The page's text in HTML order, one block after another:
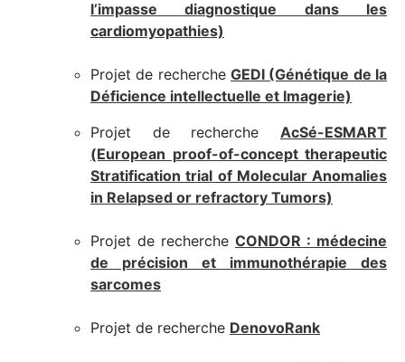
l’impasse diagnostique dans les
cardiomyopathies)
Projet de recherche GEDI (Génétique de la
Déficience intellectuelle et Imagerie)
Projet de recherche AcSé-ESMART
(European proof-of-concept therapeutic
Stratification trial of Molecular Anomalies
in Relapsed or refractory Tumors)
Projet de recherche CONDOR : médecine
de précision et immunothérapie des
sarcomes
Projet de recherche DenovoRank